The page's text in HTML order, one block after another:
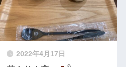
2022年4月17日